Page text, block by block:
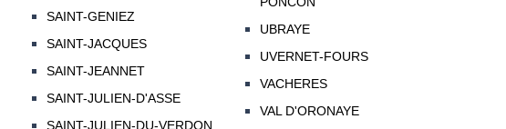
SAINT-GENIEZ
SAINT-JACQUES
SAINT-JEANNET
SAINT-JULIEN-D'ASSE
SAINT-JULIEN-DU-VERDON
UBRAYE
UVERNET-FOURS
VACHERES
VAL D'ORONAYE